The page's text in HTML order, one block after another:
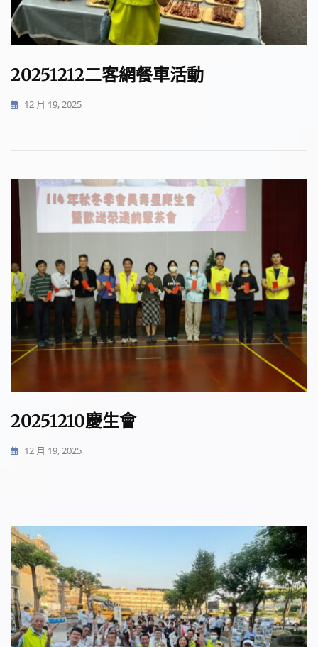
20251212二客網餐車活動
12 月 19, 2025
20251210慶生會
12 月 19, 2025